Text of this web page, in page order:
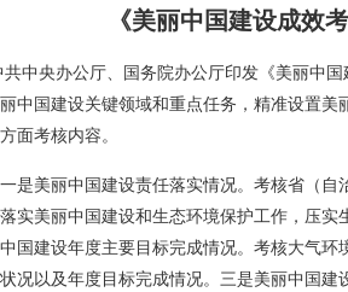
《美丽中国建设成效
中央办公厅、国务院办公厅印发《美丽中
丽中国建设关键领域和重点任务，精准设置
面考核内容。
是美丽中国建设责任落实情况。考核省（
实美丽中国建设和生态环境保护工作，压
国建设年度主要目标完成情况。考核大气
况以及年度目标完成情况。三是美丽中国